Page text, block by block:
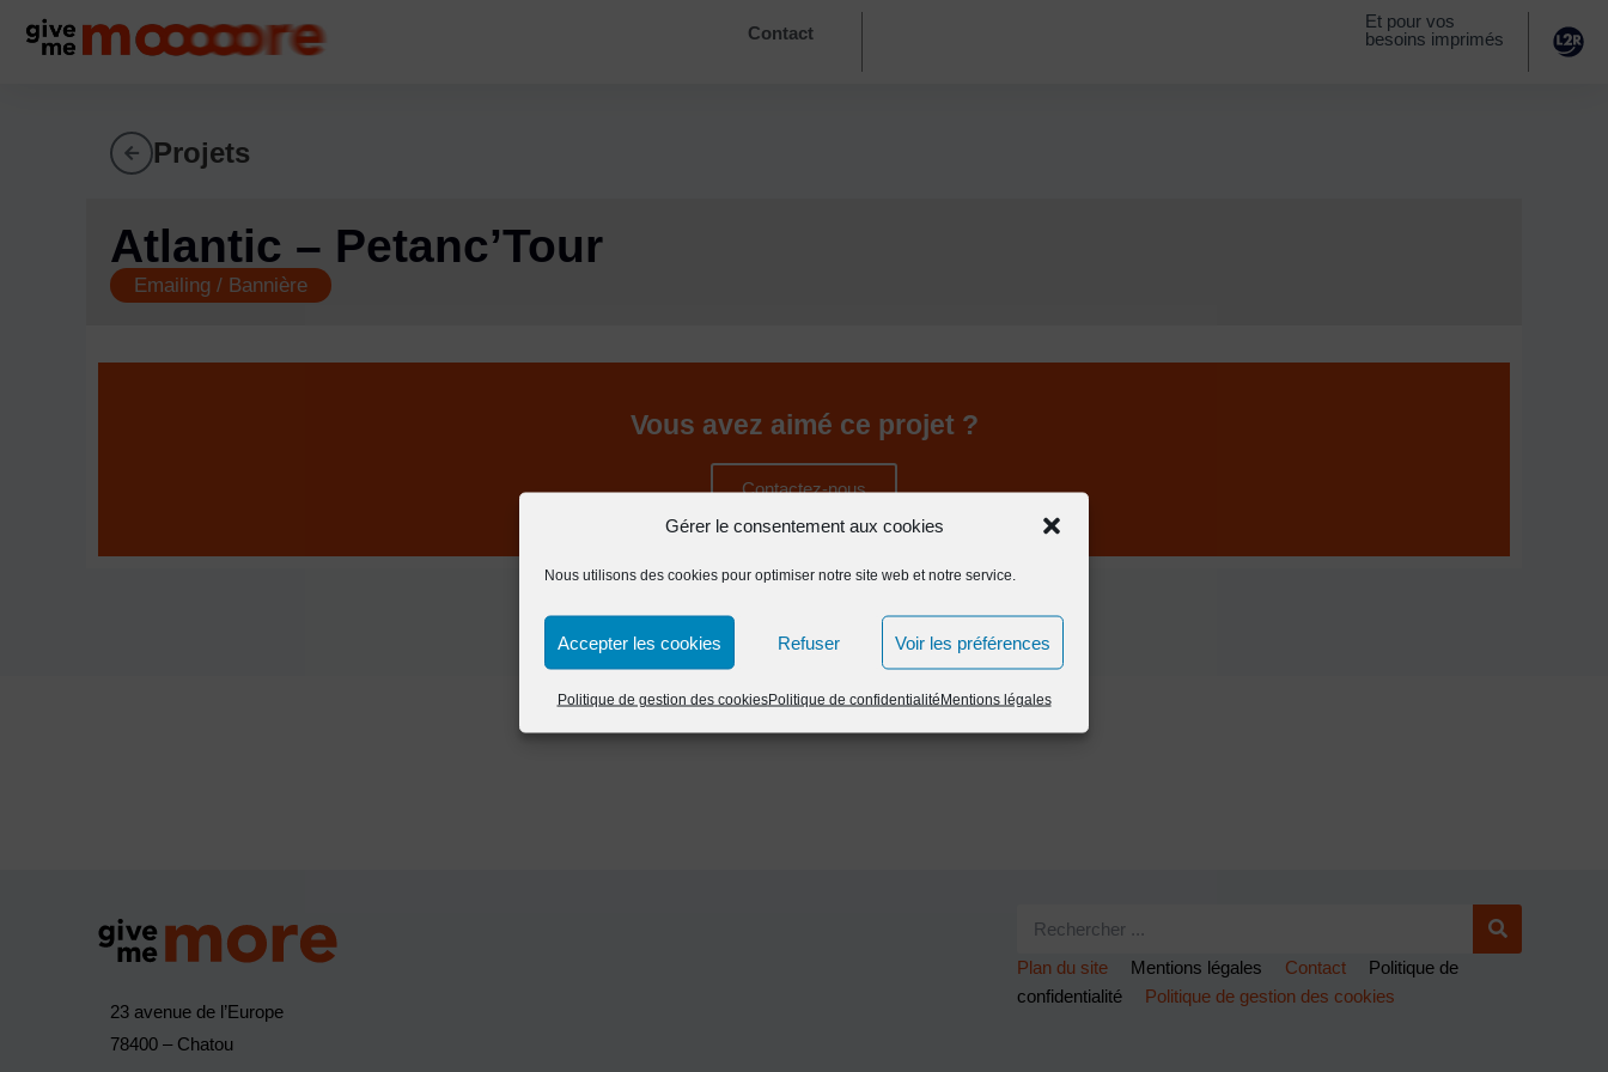
Gérer le consentement aux cookies
Nous utilisons des cookies pour optimiser notre site web et notre service.
Accepter les cookies Refuser Voir les préférences
Politique de gestion des cookiesPolitique de confidentialitéMentions légales
Contact
Et pour vos
besoins imprimés
Projets
Atlantic – Petanc’Tour
Emailing / Bannière
Vous avez aimé ce projet ?
Contactez-nous
23 avenue de l’Europe
78400 – Chatou
Plan du site Mentions légales Contact
Politique de
confidentialité
Politique de gestion des cookies